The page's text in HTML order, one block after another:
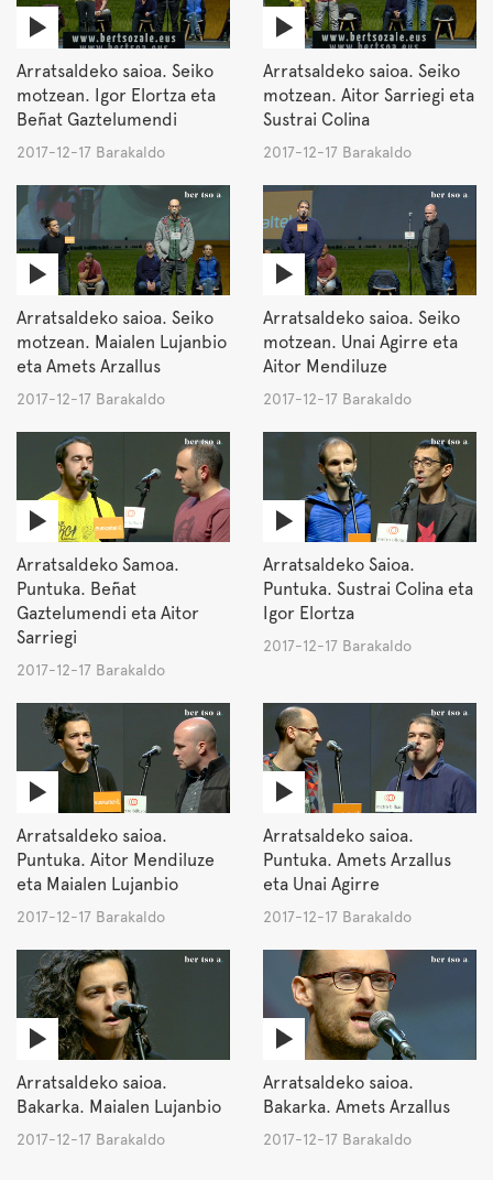
Arratsaldeko saioa. Seiko
motzean. Igor Elortza eta
Beñat Gaztelumendi
2017-12-17 Barakaldo
Arratsaldeko saioa. Seiko
motzean. Aitor Sarriegi eta
Sustrai Colina
2017-12-17 Barakaldo
Arratsaldeko saioa. Seiko
motzean. Maialen Lujanbio
eta Amets Arzallus
2017-12-17 Barakaldo
Arratsaldeko saioa. Seiko
motzean. Unai Agirre eta
Aitor Mendiluze
2017-12-17 Barakaldo
Arratsaldeko Samoa.
Puntuka. Beñat
Gaztelumendi eta Aitor
Sarriegi
2017-12-17 Barakaldo
Arratsaldeko Saioa.
Puntuka. Sustrai Colina eta
Igor Elortza
2017-12-17 Barakaldo
Arratsaldeko saioa.
Puntuka. Aitor Mendiluze
eta Maialen Lujanbio
2017-12-17 Barakaldo
Arratsaldeko saioa.
Puntuka. Amets Arzallus
eta Unai Agirre
2017-12-17 Barakaldo
Arratsaldeko saioa.
Bakarka. Maialen Lujanbio
2017-12-17 Barakaldo
Arratsaldeko saioa.
Bakarka. Amets Arzallus
2017-12-17 Barakaldo